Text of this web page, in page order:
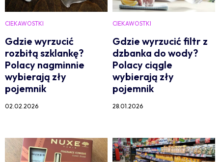
CIEKAWOSTKI
Gdzie wyrzucić
rozbitą szklankę?
Polacy nagminnie
wybierają zły
pojemnik
02.02.2026
CIEKAWOSTKI
Gdzie wyrzucić filtr z
dzbanka do wody?
Polacy ciągle
wybierają zły
pojemnik
28.01.2026